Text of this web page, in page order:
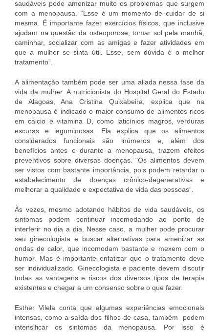
saudáveis pode amenizar muito os problemas que surgem
com a menopausa. “Esse é um momento de cuidar de si
mesma. É importante fazer exercícios físicos, que inclusive
ajudam na questão da osteoporose, tomar sol pela manhã,
caminhar, socializar com as amigas e fazer atividades em
que a mulher se sinta útil. Esse, sem dúvida é o melhor
tratamento”.
A alimentação também pode ser uma aliada nessa fase da
vida da mulher. A nutricionista do Hospital Geral do Estado
de Alagoas, Ana Cristina Quixabeira, explica que na
menopausa é indicado o maior consumo de alimentos ricos
em cálcio e vitamina D, como laticínios magros, verduras
escuras e leguminosas. Ela explica que os alimentos
considerados funcionais são inúmeros e, além dos
benefícios antes e durante a menopausa, trazem efeitos
preventivos sobre diversas doenças. “Os alimentos devem
ser vistos com bastante importância, pois podem retardar o
estabelecimento de doenças crônico-degenerativas e
melhorar a qualidade e expectativa de vida das pessoas”.
Às vezes, mesmo adotando hábitos de vida saudáveis, os
sintomas podem continuar incomodando ao ponto de
interferir no dia a dia. Nesse caso, a mulher pode procurar
seu ginecologista e buscar alternativas para amenizar as
ondas de calor, que incomodam bastante e mexem com o
humor. Mas é importante enfatizar que o tratamento deve
ser individualizado. Ginecologista e paciente devem discutir
todas as vantagens e riscos dos diversos tipos de terapia
existentes e chegar a um consenso sobre o que fazer.
Esther Vilela conta que algumas experiências emocionais
intensas, como a saída dos filhos de casa, também podem
intensificar os sintomas da menopausa. Por isso é